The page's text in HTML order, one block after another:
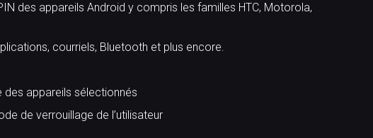
des appareils Android y compris les familles HTC, Motorola,
courriels, Bluetooth et plus encore.
appareils sélectionnés
de verrouillage de l’utilisateur